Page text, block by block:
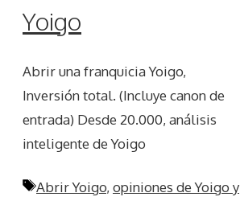
Yoigo
Abrir una franquicia Yoigo,
Inversión total. (Incluye canon de
entrada) Desde 20.000, análisis
inteligente de Yoigo
Etiquetas
Abrir Yoigo, opiniones de Yoigo y